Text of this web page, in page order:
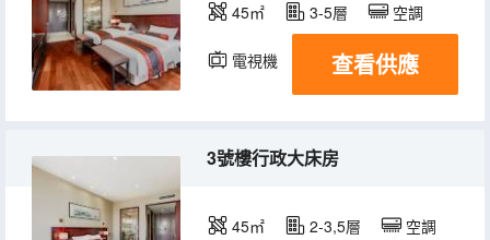
45㎡ 3-5層 空調
電視機 冰箱
查看供應
3號樓行政大床房
45㎡ 2-3,5層 空調